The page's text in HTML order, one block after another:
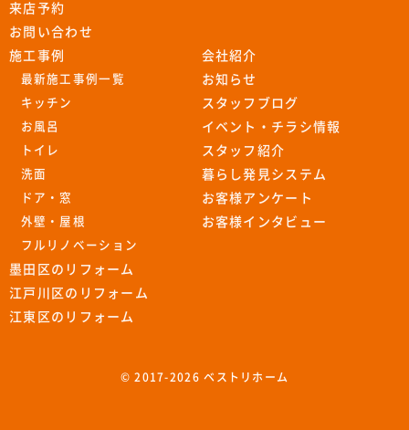
来店予約
お問い合わせ
施工事例
最新施工事例一覧
キッチン
お風呂
トイレ
洗面
ドア・窓
外壁・屋根
フルリノベーション
会社紹介
お知らせ
スタッフブログ
イベント・チラシ情報
スタッフ紹介
暮らし発見システム
お客様アンケート
お客様インタビュー
墨田区のリフォーム
江戸川区のリフォーム
江東区のリフォーム
© 2017-2026 ベストリホーム